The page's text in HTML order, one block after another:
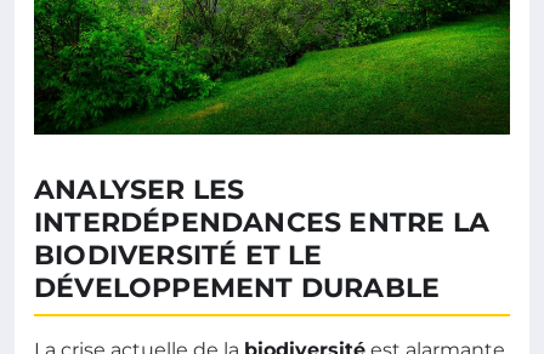
ANALYSER LES
INTERDÉPENDANCES ENTRE LA
BIODIVERSITÉ ET LE
DÉVELOPPEMENT DURABLE